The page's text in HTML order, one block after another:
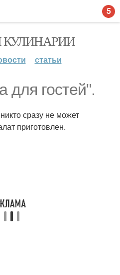
статьи
для гостей".
сразу не может
приготовлен.
5